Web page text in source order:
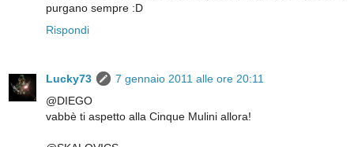
purgano sempre :D
Rispondi
Lucky73
7 gennaio 2011 alle ore 20:11
@DIEGO
vabbè ti aspetto alla Cinque Mulini allora!